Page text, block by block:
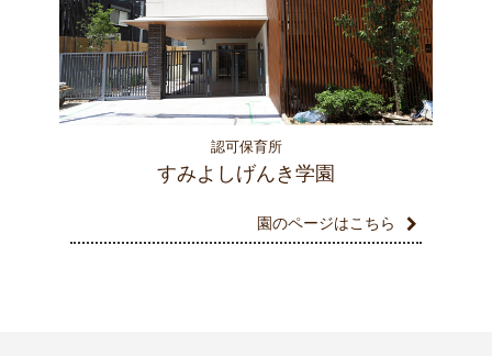
認可保育所
すみよしげんき学園
園のページはこちら